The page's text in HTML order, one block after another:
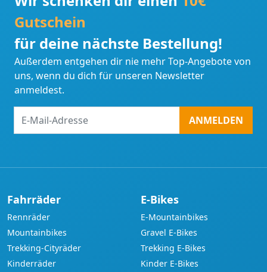
Gutschein
für deine nächste Bestellung!
Außerdem entgehen dir nie mehr Top-Angebote von
uns, wenn du dich für unseren Newsletter
anmeldest.
Mail-
ANMELDEN
Fahrräder
Rennräder
Mountainbikes
Trekking-Cityräder
Kinderräder
E-Bikes
E-Mountainbikes
Gravel E-Bikes
Trekking E-Bikes
Kinder E-Bikes